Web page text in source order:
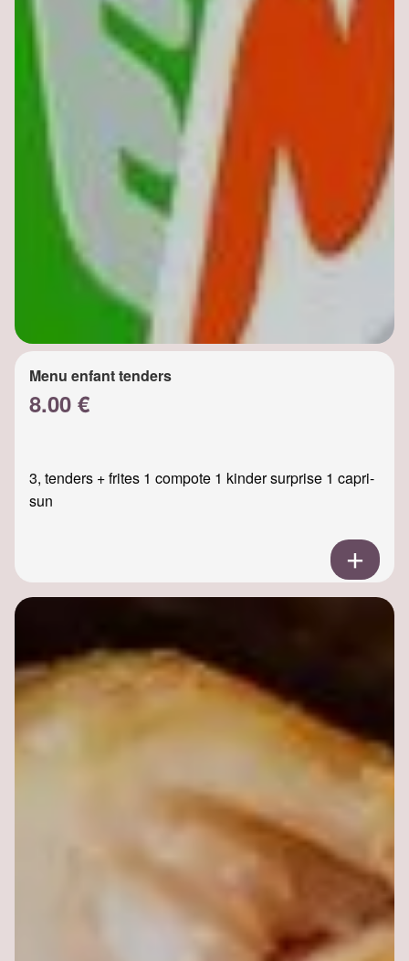
Menu enfant tenders
8.00 €
3, tenders + frites 1 compote 1 kinder surprise 1 capri-
sun